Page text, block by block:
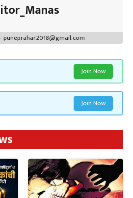
puneprahar2018@gmail.com
Join Now
Join Now